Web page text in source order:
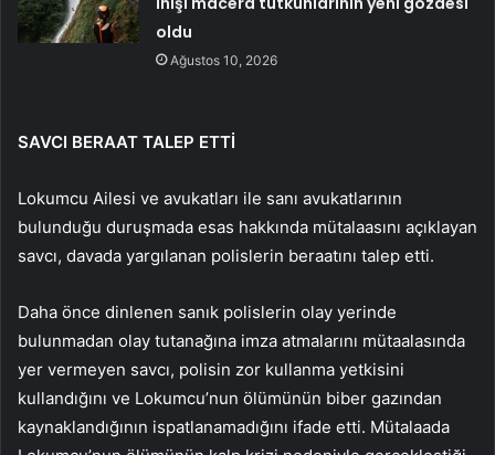
oldu
Ağustos 10, 2026
SAVCI BERAAT TALEP ETTİ
Lokumcu Ailesi ve avukatları ile sanı avukatlarının
bulunduğu duruşmada esas hakkında mütalaasını açıklayan
savcı, davada yargılanan polislerin beraatını talep etti.
Daha önce dinlenen sanık polislerin olay yerinde
bulunmadan olay tutanağına imza atmalarını mütaalasında
yer vermeyen savcı, polisin zor kullanma yetkisini
kullandığını ve Lokumcu’nun ölümünün biber gazından
kaynaklandığının ispatlanamadığını ifade etti. Mütalaada